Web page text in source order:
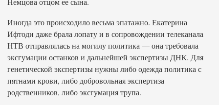
Иногда это происходило весьма эпатажно. Екатерина
Ифтоди даже брала лопату и в сопровождении телеканала
НТВ отправлялась на могилу политика — она требовала
эксгумации останков и дальнейшей экспертизы ДНК. Для
генетической экспертизы нужны либо одежда политика с
пятнами крови, либо добровольная экспертиза
родственников, либо эксгумация трупа.